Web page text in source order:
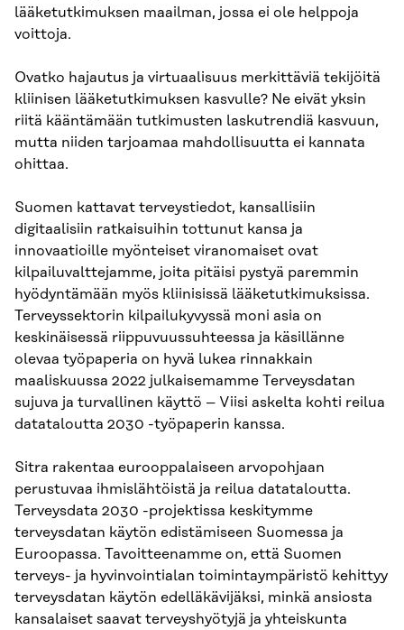
lääketutkimuksen maailman, jossa ei ole helppoja
voittoja.
Ovatko hajautus ja virtuaalisuus merkittäviä tekijöitä
kliinisen lääketutkimuksen kasvulle? Ne eivät yksin
riitä kääntämään tutkimusten laskutrendiä kasvuun,
mutta niiden tarjoamaa mahdollisuutta ei kannata
ohittaa.
Suomen kattavat terveystiedot, kansallisiin
digitaalisiin ratkaisuihin tottunut kansa ja
innovaatioille myönteiset viranomaiset ovat
kilpailuvalttejamme, joita pitäisi pystyä paremmin
hyödyntämään myös kliinisissä lääketutkimuksissa.
Terveyssektorin kilpailukyvyssä moni asia on
keskinäisessä riippuvuussuhteessa ja käsillänne
olevaa työpaperia on hyvä lukea rinnakkain
maaliskuussa 2022 julkaisemamme Terveysdatan
sujuva ja turvallinen käyttö – Viisi askelta kohti reilua
datataloutta 2030 -työpaperin kanssa.
Sitra rakentaa eurooppalaiseen arvopohjaan
perustuvaa ihmislähtöistä ja reilua datataloutta.
Terveysdata 2030 -projektissa keskitymme
terveysdatan käytön edistämiseen Suomessa ja
Euroopassa. Tavoitteenamme on, että Suomen
terveys- ja hyvinvointialan toimintaympäristö kehittyy
terveysdatan käytön edelläkävijäksi, minkä ansiosta
kansalaiset saavat terveyshyötyjä ja yhteiskunta